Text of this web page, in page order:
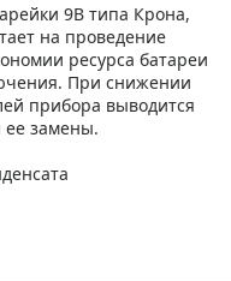
9В типа Крона,
на проведение
ресурса батареи
При снижении
прибора выводится
ее замены.